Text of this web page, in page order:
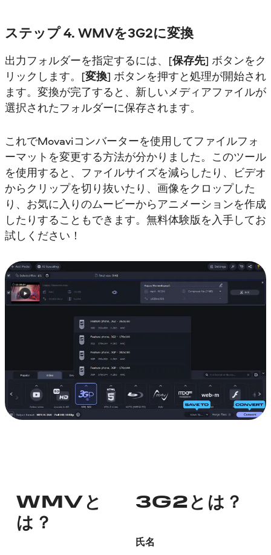
ステップ 4. WMVを3G2に変換
出力フォルダーを指定するには、[保存先] ボタンをク
リックします。[変換] ボタンを押すと処理が開始され
ます。変換が完了すると、新しいメディアファイルが
選択されたフォルダーに保存されます。
これでMovaviコンバーターを使用してファイルフォ
ーマットを変更する方法が分かりました。このツール
を使用すると、ファイルサイズを減らしたり、ビデオ
からクリップを切り抜いたり、画像をクロップした
り、お気に入りのムービーからアニメーションを作成
したりすることもできます。無料体験版を入手してお
試しください！
WMVと
は？
3G2とは？
氏名